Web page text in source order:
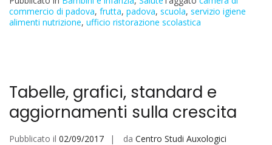
commercio di padova, frutta, padova, scuola, servizio igiene
alimenti nutrizione, ufficio ristorazione scolastica
Tabelle, grafici, standard e
aggiornamenti sulla crescita
Pubblicato il 02/09/2017 da Centro Studi Auxologici